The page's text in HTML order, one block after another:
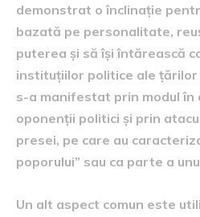
demonstrat o înclinație
bazată pe personalitate,
puterea și să își întărească
instituțiilor politice ale
s-a manifestat prin modul
oponenții politici și prin
presei, pe care au
poporului” sau ca parte a
Un alt aspect comun este